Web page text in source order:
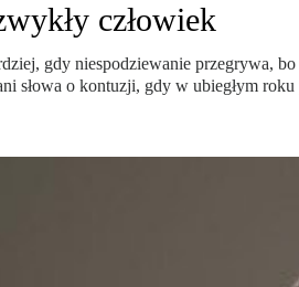
człowiek
gdy niespodziewanie przegrywa,
słowa o kontuzji, gdy w ubiegłym